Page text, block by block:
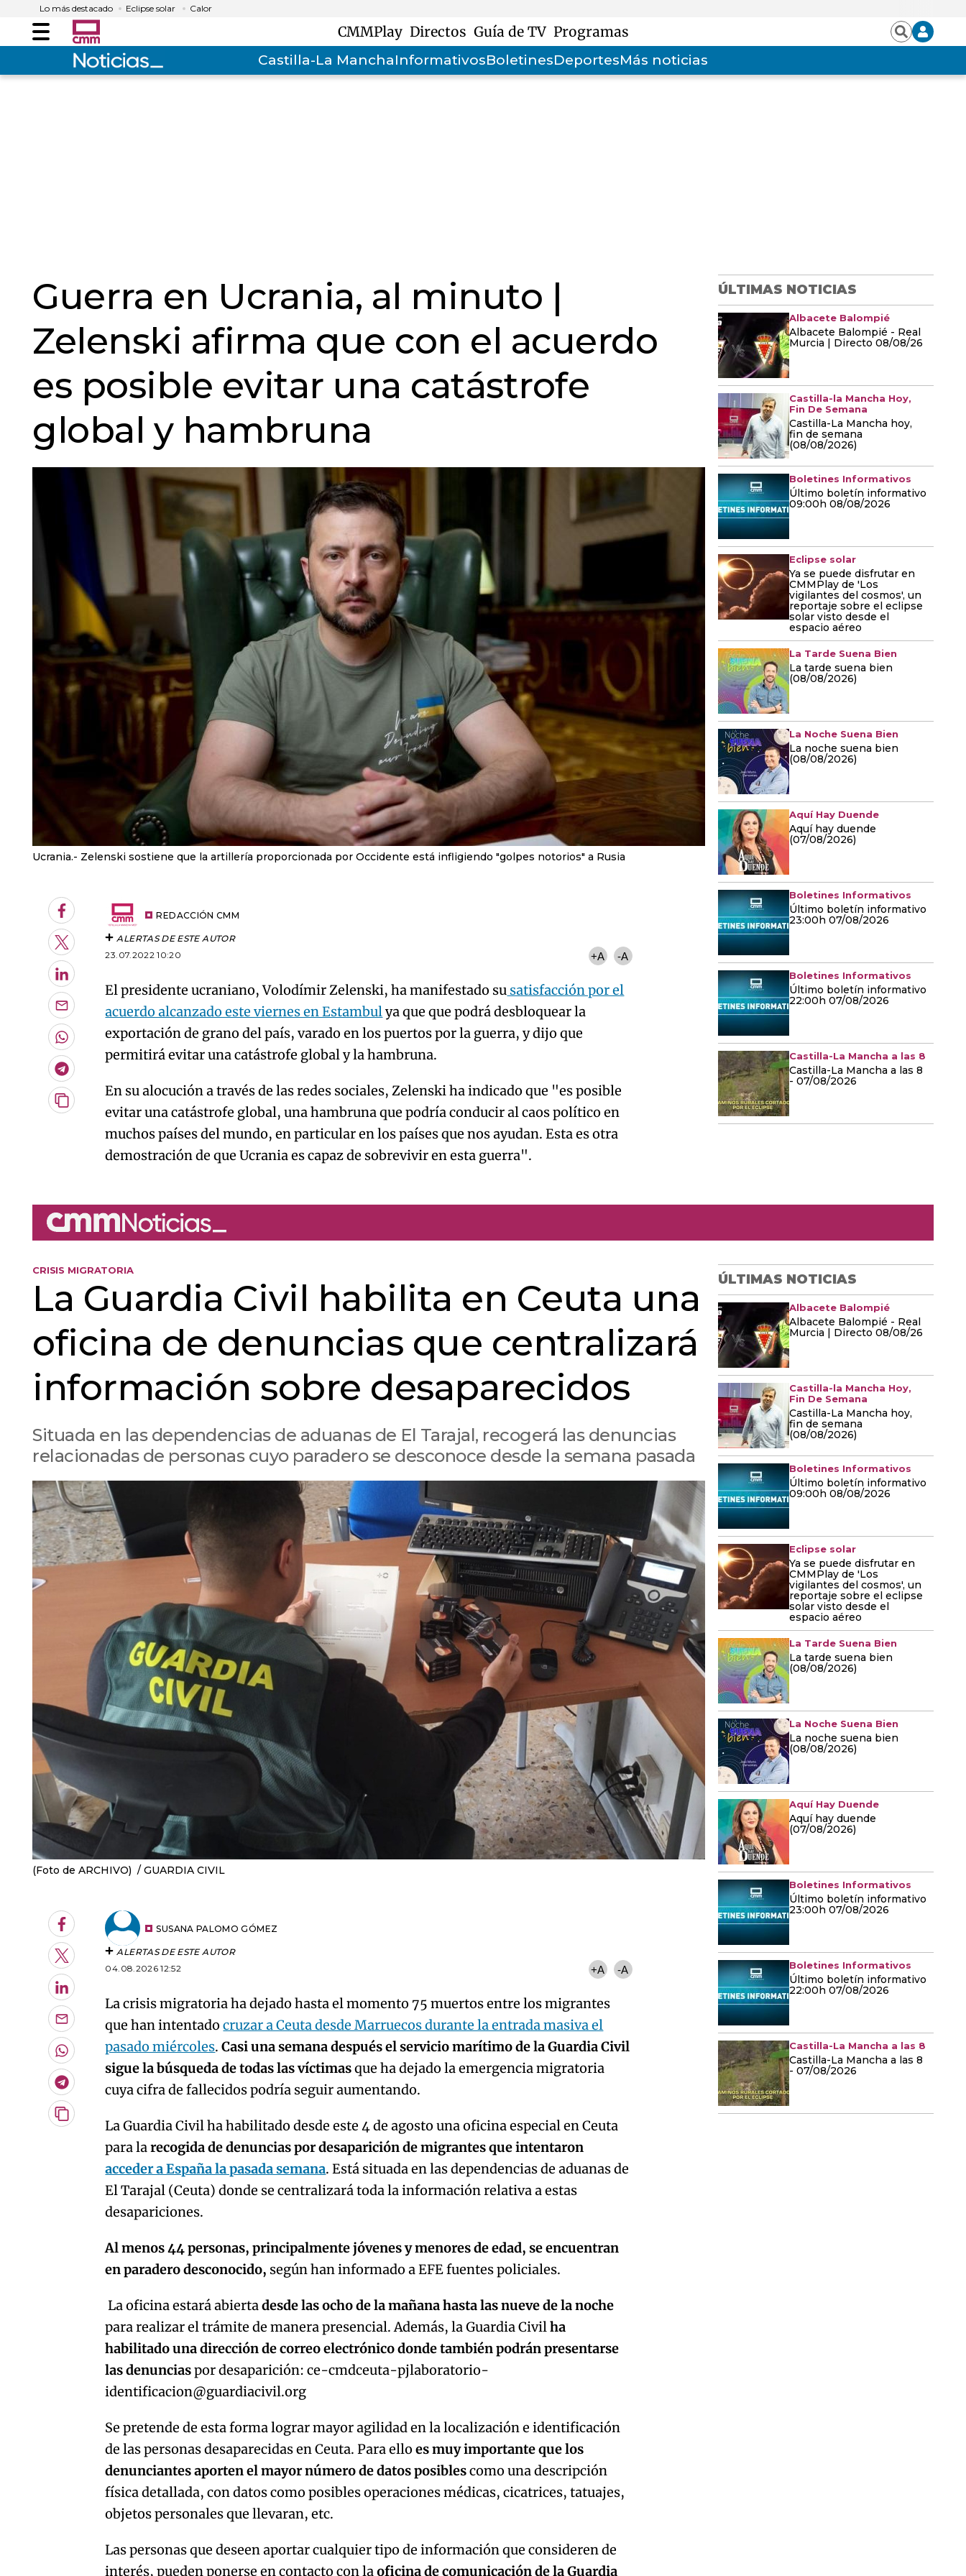
Lo más destacado Eclipse solar Calor
Menú CMMPlay Directos Guía de TV Programas BuscarIniciar
sesión
Castilla-La ManchaInformativosBoletinesDeportesMás noticias
Guerra en Ucrania, al minuto |
Zelenski afirma que con el acuerdo
es posible evitar una catástrofe
global y hambruna
Ucrania.- Zelenski sostiene que la artillería proporcionada por Occidente está infligiendo "golpes notorios" a Rusia
Facebook
Twitter
LinkedIn
Enviar
por
Email
Whatsapp
Telegram
Copiar
REDACCIÓN CMM
ALERTAS DE ESTE AUTOR
23.07.2022 10:20
+A -A
El presidente ucraniano, Volodímir Zelenski, ha manifestado su satisfacción por el
acuerdo alcanzado este viernes en Estambulya que que podrá desbloquear la
exportación de grano del país, varado en los puertos por la guerra, y dijo que
permitirá evitar una catástrofe global y la hambruna.
En su alocución a través de las redes sociales, Zelenski ha indicado que "es posible
evitar una catástrofe global, una hambruna que podría conducir al caos político en
muchos países del mundo, en particular en los países que nos ayudan. Esta es otra
demostración de que Ucrania es capaz de sobrevivir en esta guerra".
ÚLTIMAS NOTICIAS
Albacete Balompié
Albacete Balompié - Real
Murcia | Directo 08/08/26
Castilla-la Mancha Hoy,
Fin De Semana
Castilla-La Mancha hoy,
fin de semana
(08/08/2026)
Boletines Informativos
Último boletín informativo
09:00h 08/08/2026
Eclipse solar
Ya se puede disfrutar en
CMMPlay de 'Los
vigilantes del cosmos', un
reportaje sobre el eclipse
solar visto desde el
espacio aéreo
La Tarde Suena Bien
La tarde suena bien
(08/08/2026)
La Noche Suena Bien
La noche suena bien
(08/08/2026)
Aquí Hay Duende
Aquí hay duende
(07/08/2026)
Boletines Informativos
Último boletín informativo
23:00h 07/08/2026
Boletines Informativos
Último boletín informativo
22:00h 07/08/2026
Castilla-La Mancha a las 8
Castilla-La Mancha a las 8
- 07/08/2026
CRISIS MIGRATORIA
La Guardia Civil habilita en Ceuta una
oficina de denuncias que centralizará
información sobre desaparecidos
Situada en las dependencias de aduanas de El Tarajal, recogerá las denuncias
relacionadas de personas cuyo paradero se desconoce desde la semana pasada
(Foto de ARCHIVO) GUARDIA CIVIL
Facebook
Twitter
LinkedIn
Enviar
por
Email
Whatsapp
Telegram
Copiar
artículo
SUSANA PALOMO GÓMEZ
ALERTAS DE ESTE AUTOR
04.08.2026 12:52
+A -A
La crisis migratoria ha dejado hasta el momento 75 muertos entre los migrantes
que han intentadocruzar a Ceuta desde Marruecos durante la entrada masiva el
pasado miércoles.Casi una semana después el servicio marítimo de la Guardia Civil
sigue la búsqueda de todas las víctimasque ha dejado la emergencia migratoria
cuya cifra de fallecidos podría seguir aumentando.
La Guardia Civil ha habilitado desde este 4 de agosto una oficina especial en Ceuta
para larecogida de denuncias por desaparición de migrantes que intentaron
acceder a España la pasada semana. Está situada en las dependencias de aduanas de
El Tarajal (Ceuta) donde se centralizará toda la información relativa a estas
desapariciones.
Al menos 44 personas, principalmente jóvenes y menores de edad, se encuentran
en paradero desconocido, según han informado a EFE fuentes policiales.
La oficina estará abiertadesde las ocho de la mañana hasta las nueve de la noche
para realizar el trámite de manera presencial. Además, la Guardia Civilha
habilitado una dirección de correo electrónico donde también podrán presentarse
las denunciaspor desaparición: ce-cmdceuta-pjlaboratorio-
identificacion@guardiacivil.org
Se pretende de esta forma lograr mayor agilidad en la localización e identificación
de las personas desaparecidas en Ceuta. Para elloes muy importante que los
denunciantes aporten el mayor número de datos posiblescomo una descripción
física detallada, con datos como posibles operaciones médicas, cicatrices, tatuajes,
objetos personales que llevaran, etc.
Las personas que deseen aportar cualquier tipo de información que consideren de
interés, pueden ponerse en contacto con laoficina de comunicación de la Guardia
ÚLTIMAS NOTICIAS
Albacete Balompié
Albacete Balompié - Real
Murcia | Directo 08/08/26
Castilla-la Mancha Hoy,
Fin De Semana
Castilla-La Mancha hoy,
fin de semana
(08/08/2026)
Boletines Informativos
Último boletín informativo
09:00h 08/08/2026
Eclipse solar
Ya se puede disfrutar en
CMMPlay de 'Los
vigilantes del cosmos', un
reportaje sobre el eclipse
solar visto desde el
espacio aéreo
La Tarde Suena Bien
La tarde suena bien
(08/08/2026)
La Noche Suena Bien
La noche suena bien
(08/08/2026)
Aquí Hay Duende
Aquí hay duende
(07/08/2026)
Boletines Informativos
Último boletín informativo
23:00h 07/08/2026
Boletines Informativos
Último boletín informativo
22:00h 07/08/2026
Castilla-La Mancha a las 8
Castilla-La Mancha a las 8
- 07/08/2026